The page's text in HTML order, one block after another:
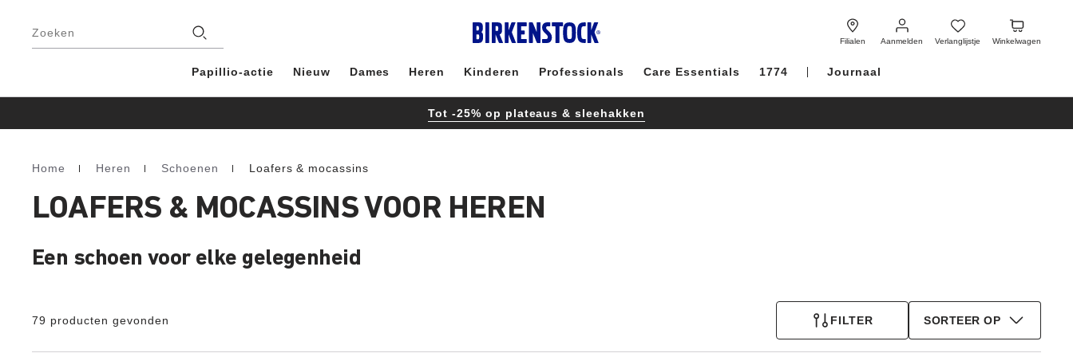
Zoeken
Filialen Aanmelden
Aanmelden
Verlanglijstje
Verlanglijstje
Winkelwagen
Winkelwagen
Papillio-actie Nieuw Dames Heren Kinderen Professionals Care Essentials 1774 Journaal
Tot -25% op plateaus & sleehakken
Homepage
Home Heren Schoenen Loafers & mocassins
LOAFERS & MOCASSINS VOOR HEREN
Een schoen voor elke gelegenheid
79 producten gevonden FILTER SORTEER OP